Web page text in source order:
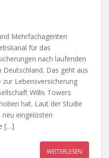
Mehrfachagenten
für das
nach laufenden
Deutschland. Das geht aus
zur Lebensversicherung
Willis Towers
hat. Laut der Studie
eingelösten
[…]
WEITERLESEN